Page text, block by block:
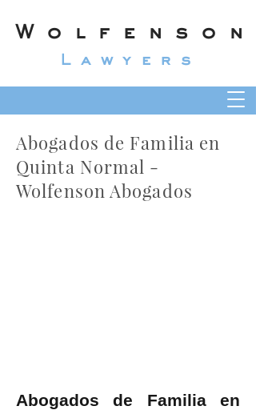
Wolfenson
Lawyers
Abogados de Familia en
Quinta Normal -
Wolfenson Abogados
Abogados de Familia en